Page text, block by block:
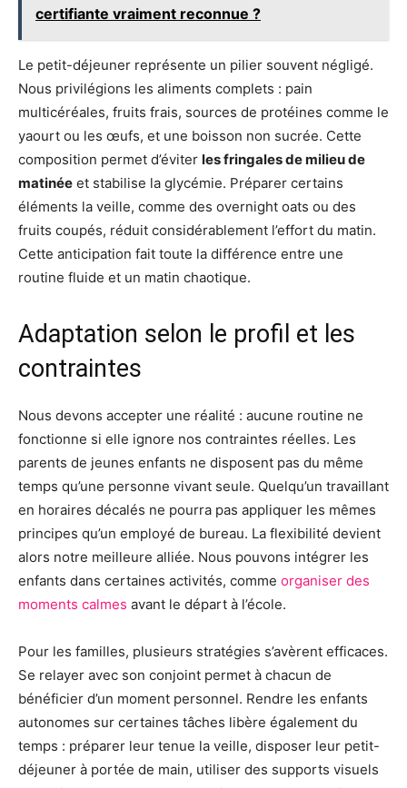
certifiante vraiment reconnue ?
Le petit-déjeuner représente un pilier souvent négligé.
Nous privilégions les aliments complets : pain
multicéréales, fruits frais, sources de protéines comme le
yaourt ou les œufs, et une boisson non sucrée. Cette
composition permet d’éviter les fringales de milieu de
matinée et stabilise la glycémie. Préparer certains
éléments la veille, comme des overnight oats ou des
fruits coupés, réduit considérablement l’effort du matin.
Cette anticipation fait toute la différence entre une
routine fluide et un matin chaotique.
Adaptation selon le profil et les
contraintes
Nous devons accepter une réalité : aucune routine ne
fonctionne si elle ignore nos contraintes réelles. Les
parents de jeunes enfants ne disposent pas du même
temps qu’une personne vivant seule. Quelqu’un travaillant
en horaires décalés ne pourra pas appliquer les mêmes
principes qu’un employé de bureau. La flexibilité devient
alors notre meilleure alliée. Nous pouvons intégrer les
enfants dans certaines activités, comme organiser des
moments calmes avant le départ à l’école.
Pour les familles, plusieurs stratégies s’avèrent efficaces.
Se relayer avec son conjoint permet à chacun de
bénéficier d’un moment personnel. Rendre les enfants
autonomes sur certaines tâches libère également du
temps : préparer leur tenue la veille, disposer leur petit-
déjeuner à portée de main, utiliser des supports visuels